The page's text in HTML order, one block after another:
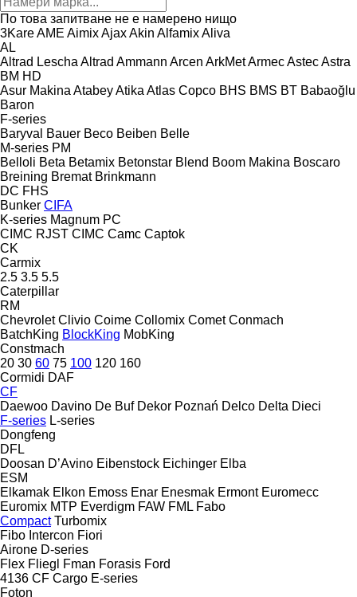
По това запитване не е намерено нищо
3KareAME AimixAjaxAkin AlfamixAliva
AL
Altrad Lescha Altrad Ammann Arcen ArkMetArmecAstecAstra
BM HD
Asur Makina AtabeyAtika Atlas Copco BHS BMS BT Babaoğlu
Baron
F-series
Baryval
Bauer Beco Beiben Belle
M-series PM
Belloli Beta Betamix Betonstar Blend Boom Makina Boscaro
Breining Bremat Brinkmann
DC FHS
Bunker CIFA
K-series Magnum PC
CIMC RJST CIMC Camc Captok
CK
Carmix
2.5 3.5 5.5
Caterpillar
RM
Chevrolet Clivio Coime Collomix Comet Conmach
BatchKing BlockKing MobKing
Constmach
20 30 60 75 100 120 160
Cormidi DAF
CF
Daewoo Davino De Buf Dekor Poznań Delco Delta Dieci
F-series L-series
Dongfeng
DFL
Doosan D’Avino Eibenstock Eichinger Elba
ESM
Elkamak Elkon Emoss Enar Enesmak Ermont Euromecc
Euromix MTP Everdigm FAW FML Fabo
Compact Turbomix
Fibo Intercon Fiori
Airone D-series
Flex Fliegl Fman Forasis Ford
4136 CF Cargo E-series
Foton